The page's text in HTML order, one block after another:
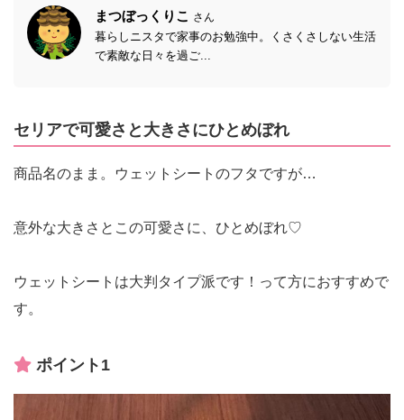
まつぼっくりこ さん
暮らしニスタで家事のお勉強中。くさくさしない生活
で素敵な日々を過ご...
セリアで可愛さと大きさにひとめぼれ
商品名のまま。ウェットシートのフタですが…
意外な大きさとこの可愛さに、ひとめぼれ♡
ウェットシートは大判タイプ派です！って方におすすめで
す。
ポイント1